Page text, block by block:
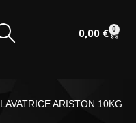
0,00 € 0
LAVATRICE ARISTON 10KG